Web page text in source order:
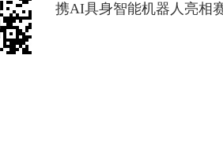
携AI具身智能机器人亮相